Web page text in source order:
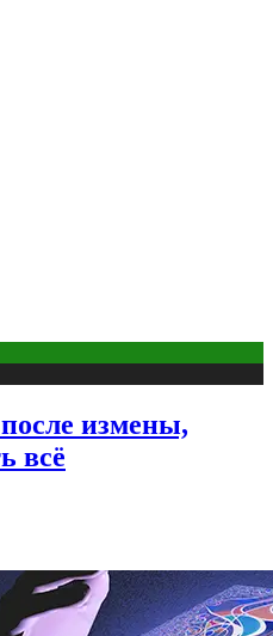
измены,
всё